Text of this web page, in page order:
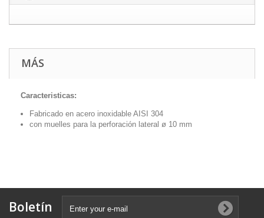
MÁS
Caracteristicas:
Fabricado en acero inoxidable AISI 304
con muelles para la perforación lateral ø 10 mm
Boletín